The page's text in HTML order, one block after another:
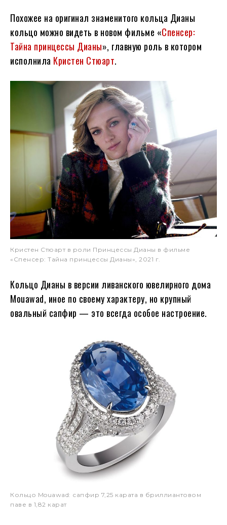
Похожее на оригинал знаменитого кольца Дианы
кольцо можно видеть в новом фильме «Спенсер:
Тайна принцессы Дианы», главную роль в котором
исполнила Кристен Стюарт.
Кристен Стюарт в роли Принцессы Дианы в фильме
«Спенсер: Тайна принцессы Дианы», 2021 г.
Кольцо Дианы в версии ливанского ювелирного дома
Mouawad, иное по своему характеру, но крупный
овальный сапфир — это всегда особое настроение.
Кольцо Mouawad: сапфир 7,25 карата в бриллиантовом
паве в 1,82 карат